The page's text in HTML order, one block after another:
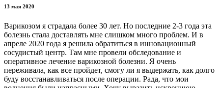
13 мая 2020
Варикозом я страдала более 30 лет. Но последние 2-3 года эта
болезнь стала доставлять мне слишком много проблем. И в
апреле 2020 года я решила обратиться в инновационный
сосудистый центр. Там мне провели обследование и
оперативное лечение варикозной болезни. Я очень
переживала, как все пройдет, смогу ли я выдержать, как долго
буду восстанавливаться после операции. Рада, что мои